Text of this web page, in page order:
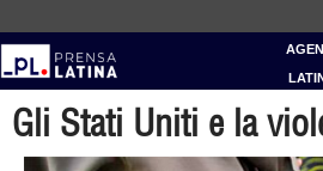
Gli Stati Uniti e la